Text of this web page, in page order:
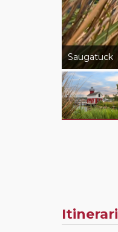
Saugatuck